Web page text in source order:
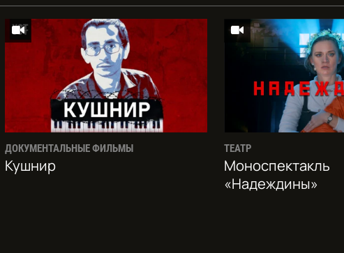
ДОКУМЕНТАЛЬНЫЕ ФИЛЬМЫ
Кушнир
ТЕАТР
Моноспектакль
«Надеждины»